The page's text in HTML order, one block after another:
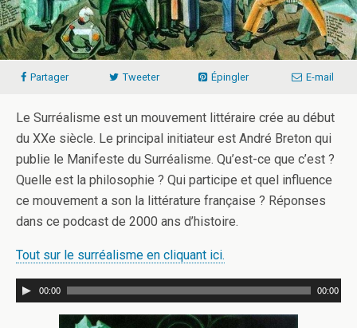
Partager Tweeter Épingler E-mail
Le Surréalisme est un mouvement littéraire crée au début
du XXe siècle. Le principal initiateur est André Breton qui
publie le Manifeste du Surréalisme. Qu’est-ce que c’est ?
Quelle est la philosophie ? Qui participe et quel influence
ce mouvement a son la littérature française ? Réponses
dans ce podcast de 2000 ans d’histoire.
Tout sur le surréalisme en cliquant ici.
00:00 00:00